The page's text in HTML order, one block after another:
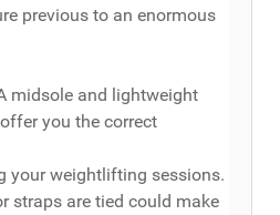
previous to an enormous
midsole and lightweight
you the correct
your weightlifting sessions.
straps are tied could make